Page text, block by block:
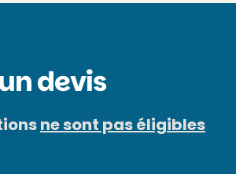
devis
ne sont pas éligibles